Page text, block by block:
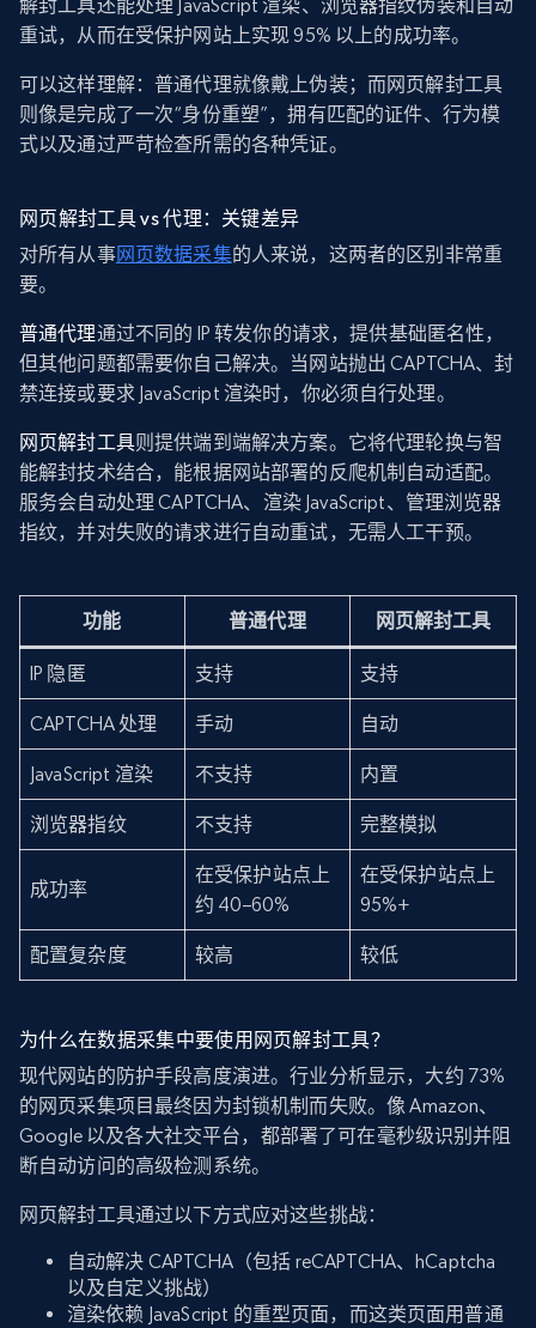
解封工具还能处理 JavaScript 渲染、浏览器指纹伪装和自动
重试，从而在受保护网站上实现 95% 以上的成功率。
可以这样理解：普通代理就像戴上伪装；而网页解封工具
则像是完成了一次“身份重塑”，拥有匹配的证件、行为模
式以及通过严苛检查所需的各种凭证。
网页解封工具 vs 代理：关键差异
对所有从事网页数据采集的人来说，这两者的区别非常重
要。
普通代理通过不同的 IP 转发你的请求，提供基础匿名性，
但其他问题都需要你自己解决。当网站抛出 CAPTCHA、封
禁连接或要求 JavaScript 渲染时，你必须自行处理。
网页解封工具则提供端到端解决方案。它将代理轮换与智
能解封技术结合，能根据网站部署的反爬机制自动适配。
服务会自动处理 CAPTCHA、渲染 JavaScript、管理浏览器
指纹，并对失败的请求进行自动重试，无需人工干预。
功能 普通代理 网页解封工具
IP 隐匿 支持 支持
CAPTCHA 处理 手动 自动
JavaScript 渲染 不支持 内置
浏览器指纹 不支持 完整模拟
成功率
在受保护站点上
约 40–60%
在受保护站点上
95%+
配置复杂度 较高 较低
为什么在数据采集中要使用网页解封工具？
现代网站的防护手段高度演进。行业分析显示，大约 73%
的网页采集项目最终因为封锁机制而失败。像 Amazon、
Google 以及各大社交平台，都部署了可在毫秒级识别并阻
断自动访问的高级检测系统。
网页解封工具通过以下方式应对这些挑战：
自动解决 CAPTCHA（包括 reCAPTCHA、hCaptcha
以及自定义挑战）
渲染依赖 JavaScript 的重型页面，而这类页面用普通